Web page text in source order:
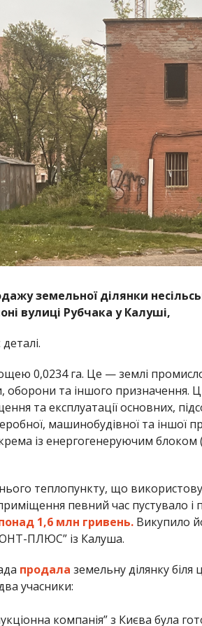
земельної ділянки
вулиці Рубчака у Калуші,
0,0234 га. Це — землі
оборони та іншого призначення.
та експлуатації основних,
машинобудівної та іншої
із енергогенеруючим
теплопункту, що
певний час пустувало і
1,6 млн гривень.Викупило
ПЛЮС” із Калуша.
продала земельну ділянку
учасники:
компанія” з Києва була